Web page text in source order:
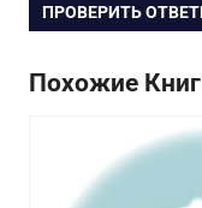
ПРОВЕРИТЬ
Похожие